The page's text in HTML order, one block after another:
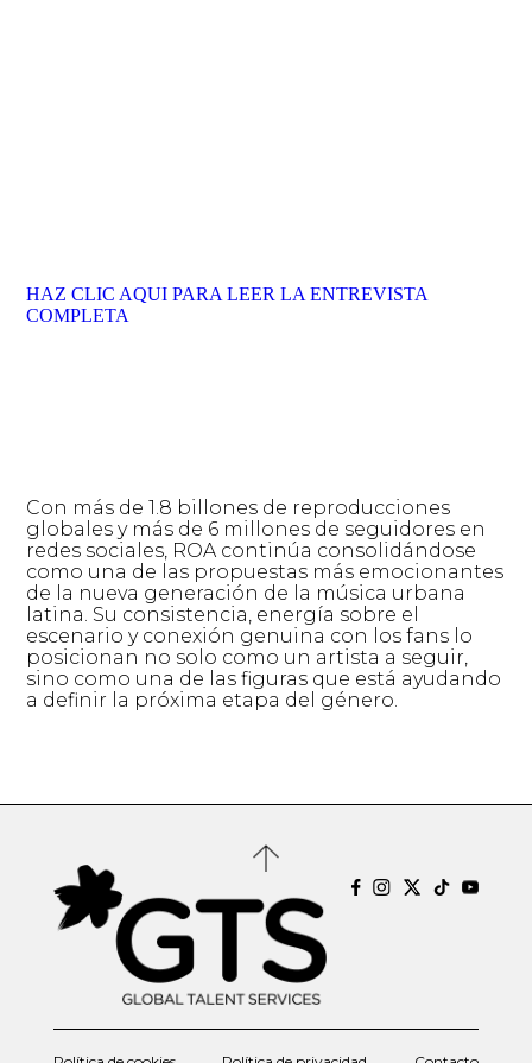
HAZ CLIC AQUI PARA LEER LA ENTREVISTA
COMPLETA
Con más de 1.8 billones de reproducciones
globales y más de 6 millones de seguidores en
redes sociales, ROA continúa consolidándose
como una de las propuestas más emocionantes
de la nueva generación de la música urbana
latina. Su consistencia, energía sobre el
escenario y conexión genuina con los fans lo
posicionan no solo como un artista a seguir,
sino como una de las figuras que está ayudando
a definir la próxima etapa del género.